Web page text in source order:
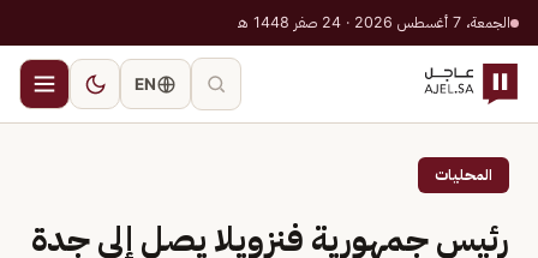
الجمعة، 7 أغسطس 2026 · 24 صفر 1448 هـ
EN
المحليات
رئيس جمهورية فنزويلا يصل إلى جدة